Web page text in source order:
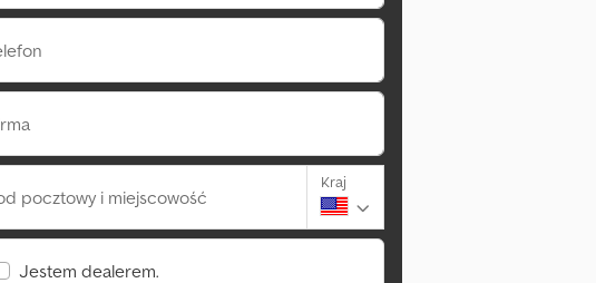
pocztowy i miejscowość
Kraj
Jestem dealerem.